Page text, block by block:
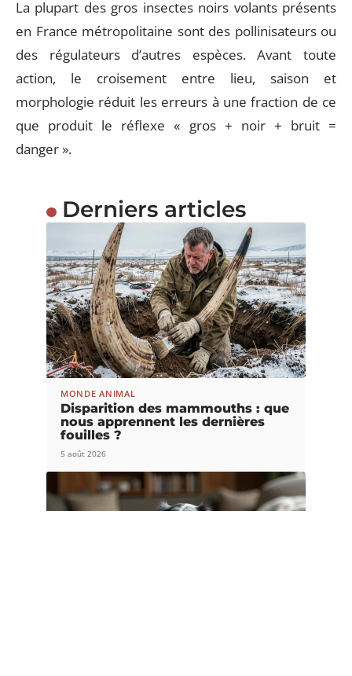
La plupart des gros insectes noirs volants présents
en France métropolitaine sont des pollinisateurs ou
des régulateurs d’autres espèces. Avant toute
action, le croisement entre lieu, saison et
morphologie réduit les erreurs à une fraction de ce
que produit le réflexe « gros + noir + bruit =
danger ».
Derniers articles
MONDE ANIMAL
Disparition des mammouths : que
nous apprennent les dernières
fouilles ?
5 août 2026